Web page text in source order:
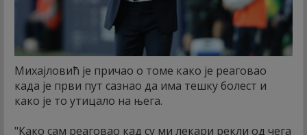
Михајловић је причао о томе како је реаговао
када је први пут сазнао да има тешку болест и
како је то утицало на њега.
"Како сам реаговао кад су ми лекари рекли од чега